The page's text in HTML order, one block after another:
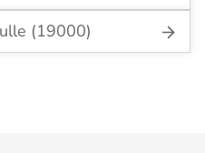
(19000)